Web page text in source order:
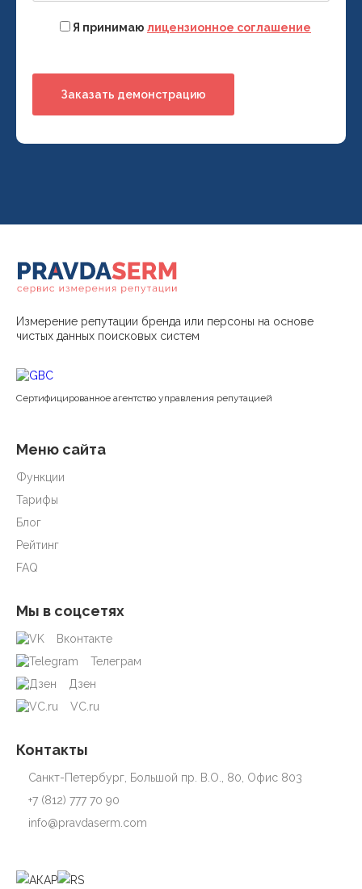
Я принимаю лицензионное соглашение
Измерение репутации бренда или персоны на основе
чистых данных поисковых систем
Cертифицированное агентство управления репутацией
Меню сайта
Функции
Тарифы
Блог
Рейтинг
FAQ
Мы в соцсетях
Вконтакте
Телеграм
Дзен
VC.ru
Контакты
Санкт-Петербург, Большой пр. В.О., 80, Офис 803
+7 (812) 777 70 90
info@pravdaserm.com